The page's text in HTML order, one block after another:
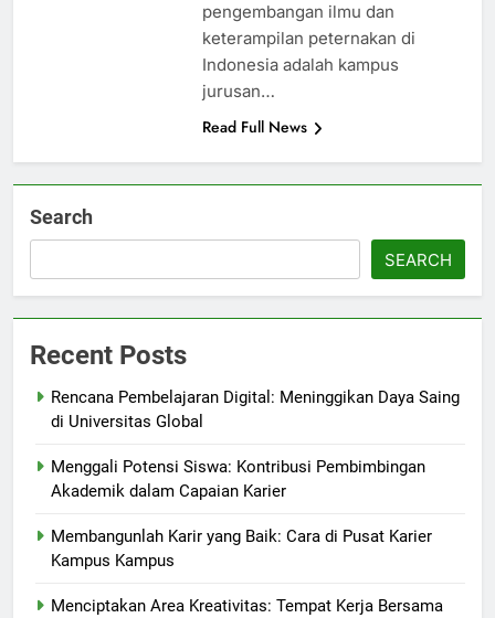
pengembangan ilmu dan
keterampilan peternakan di
Indonesia adalah kampus
jurusan…
Read Full News
Search
SEARCH
Recent Posts
Rencana Pembelajaran Digital: Meninggikan Daya Saing
di Universitas Global
Menggali Potensi Siswa: Kontribusi Pembimbingan
Akademik dalam Capaian Karier
Membangunlah Karir yang Baik: Cara di Pusat Karier
Kampus Kampus
Menciptakan Area Kreativitas: Tempat Kerja Bersama